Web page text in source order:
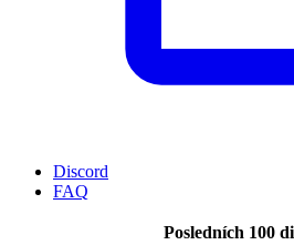
Discord
FAQ
Posledních 100